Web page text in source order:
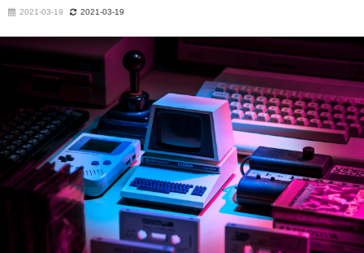
2021-03-19 2021-03-19